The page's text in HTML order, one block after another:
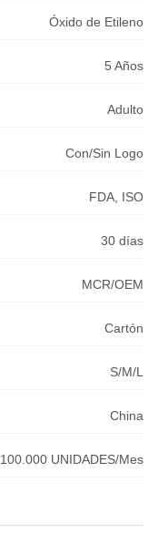
Óxido de Etileno
5 Años
Adulto
Con/Sin Logo
FDA, ISO
30 días
MCR/OEM
Cartón
S/M/L
China
100.000 UNIDADES/Mes